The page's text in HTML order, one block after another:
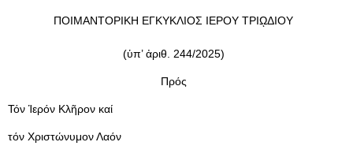
ΠΟΙΜΑΝΤΟΡΙΚΗ ΕΓΚΥΚΛΙΟΣ ΙΕΡΟΥ ΤΡΙῼΔΙΟΥ
(ὑπ’ ἀριθ. 244/2025)
Πρός
Τόν Ἱερόν Κλῆρον καί
τόν Χριστώνυμον Λαόν